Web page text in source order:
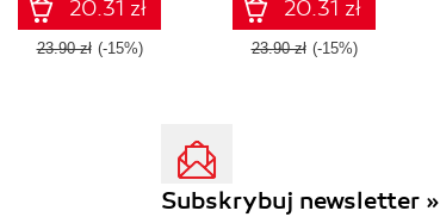
20.31 zł
23.90 zł (-15%)
20.31 zł
23.90 zł (-15%)
Subskrybuj newsletter »